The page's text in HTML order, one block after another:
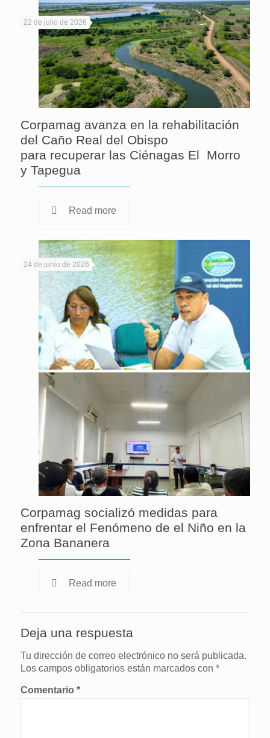
22 de julio de 2026
Corpamag avanza en la rehabilitación
del Caño Real del Obispo
para recuperar las Ciénagas El Morro
y Tapegua
Read more
24 de junio de 2026
Corpamag socializó medidas para
enfrentar el Fenómeno de el Niño en la
Zona Bananera
Read more
Deja una respuesta
Tu dirección de correo electrónico no será publicada.
Los campos obligatorios están marcados con *
Comentario *